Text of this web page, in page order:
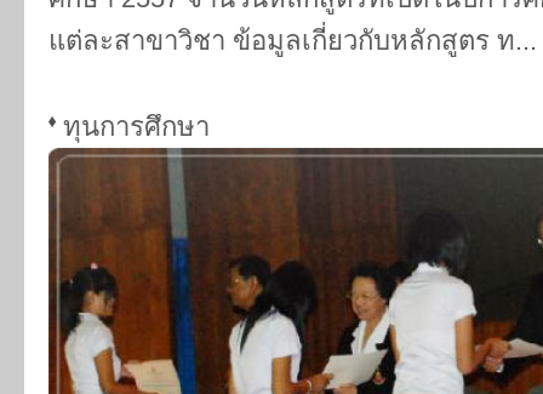
แต่ละสาขาวิชา ข้อมูลเกี่ยวกับหลักสูตร ท...
ทุนการศึกษา